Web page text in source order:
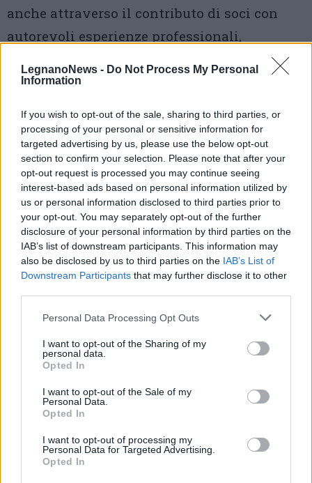
LegnanoNews - Do Not Process My Personal
Information
If you wish to opt-out of the sale, sharing to third parties, or
processing of your personal or sensitive information for
targeted advertising by us, please use the below opt-out
section to confirm your selection. Please note that after your
opt-out request is processed you may continue seeing
interest-based ads based on personal information utilized by
us or personal information disclosed to third parties prior to
your opt-out. You may separately opt-out of the further
disclosure of your personal information by third parties on the
IAB’s list of downstream participants. This information may
also be disclosed by us to third parties on the IAB’s List of
Downstream Participants that may further disclose it to other
Personal Data Processing Opt Outs
I want to opt-out of the Sharing of my
personal data.
Opted In
I want to opt-out of the Sale of my
Personal Data.
Opted In
I want to opt-out of processing my
Personal Data for Targeted Advertising.
Opted In
anche attraverso il contributo di soci con
autorevoli esperienze professionali,
l ruolo
avuto nella costituzione dell’Università
Nel concludere la serata, il Club ha espresso
un sentito ringraziamento all’Ing. Remo
Mazzetti per l’impegno profuso, per il lavoro
svolto insieme al Consiglio e per i risultati
conseguiti durante l’anno rotariano,
formulando all’Ing. Franco De Bernardi i
migliori auguri per una presidenza ricca di
soddisfazioni, progetti e nuove occasioni di
servizio.
Con questo passaggio di consegne, il Rotary
conferma il proprio ruolo di presenza attiva e
coniugare tradizione, amicizia, cultura,
innovazione e concreta attenzione alla